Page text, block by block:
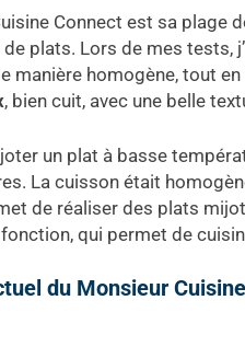
Connect est sa plage
plats. Lors de mes
manière homogène, tout
, bien cuit, avec une belle
un plat à basse
La cuisson était
de réaliser des plats
qui permet de
du Monsieur